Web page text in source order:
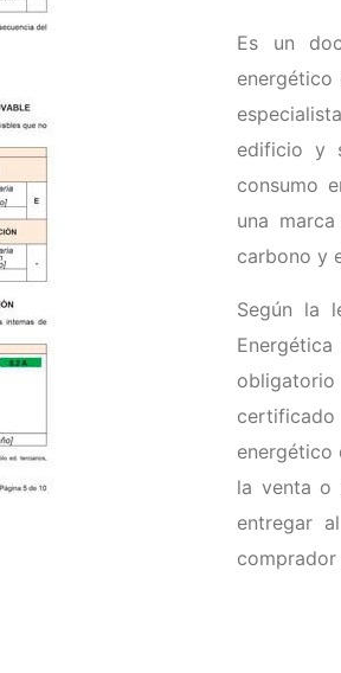
Es un
energético
edificio y
consumo
una
carbono y
Según la
energético
la venta o
entregar